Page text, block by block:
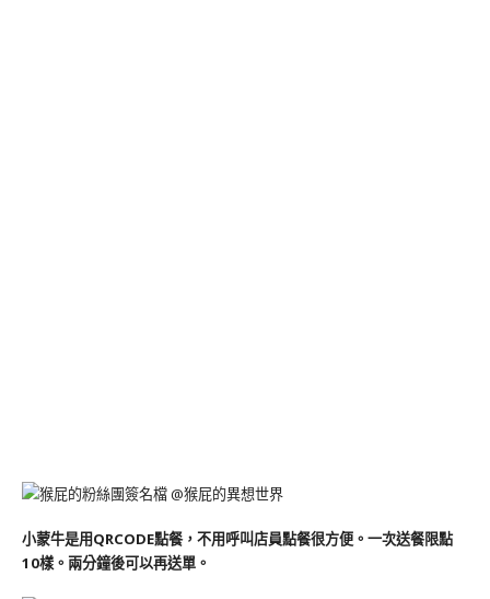
小蒙牛是用QRCODE點餐，不用呼叫店員點餐很方便。一次送餐限點
10樣。兩分鐘後可以再送單。